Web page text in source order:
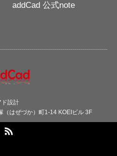
addCad 公式note
ド設計
（はぜづか）町1-14 KOEIビル 3F